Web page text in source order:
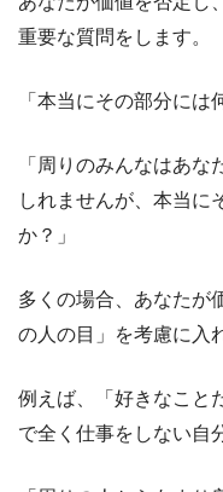
重要な質問をします。
「本当にその部分には
「周りのみんなはあ
しれませんが、本当に
か？」
多くの場合、あなたが
の人の目」を考慮に入
例えば、「好きなこと
で全く仕事をしない自